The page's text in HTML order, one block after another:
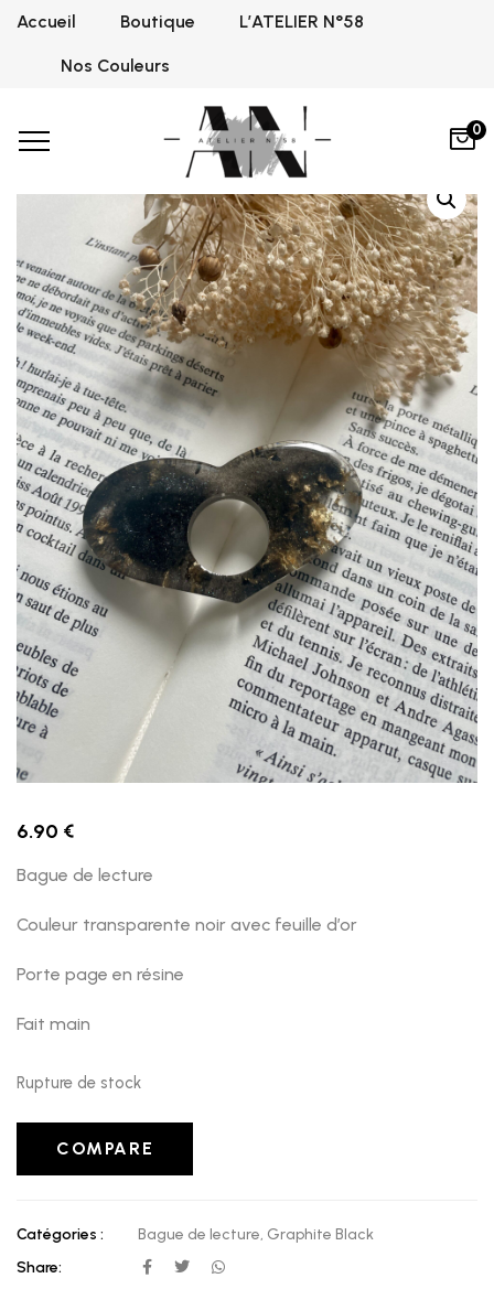
Accueil Boutique L’ATELIER N°58
Nos Couleurs
0
Home Bague de lecture,Graphite Black
6.90 €
Bague de lecture
Couleur transparente noir avec feuille d’or
Porte page en résine
Fait main
Rupture de stock
COMPARE
Catégories : Bague de lecture, Graphite Black
Share: